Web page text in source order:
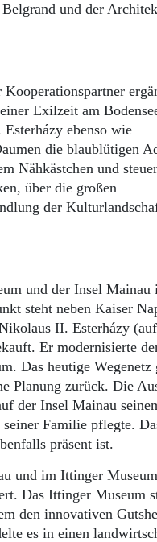
und der
Exilzeit am
ebenso wie
die blaublütigen
Nähkästchen und
über die großen
der
und der Insel
steht neben Kaiser
II. Esterházy
Er modernisierte
Das heutige Wegenetz
Planung zurück. Die
der Insel Mainau
Familie pflegte.
präsent ist.
und im Ittinger
Das Ittinger Museum
den innovativen
es in einen